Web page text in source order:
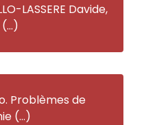
LASSERE Davide,
(…)
Problèmes de
(…)